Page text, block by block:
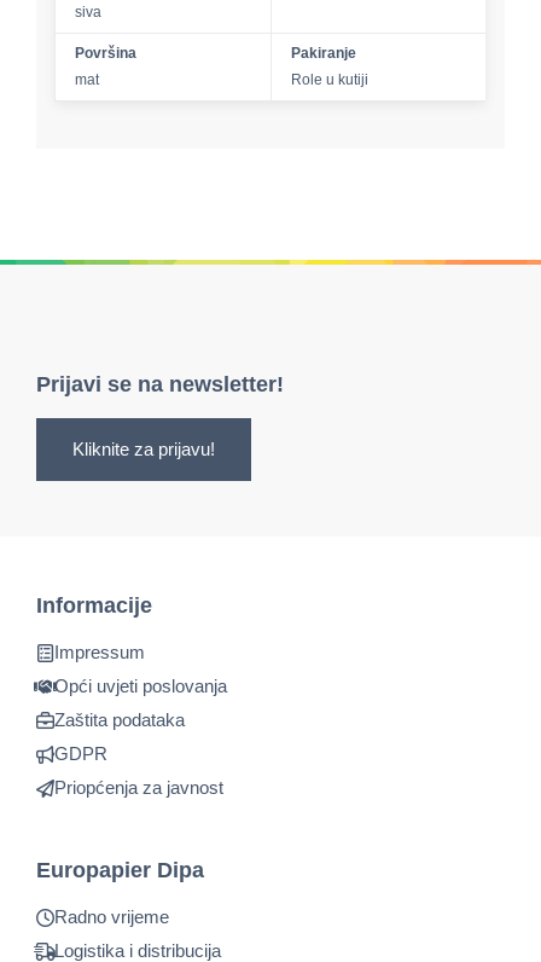
siva
Površina
mat
Pakiranje
Role u kutiji
Prijavi se na newsletter!
Kliknite za prijavu!
Informacije
Impressum
Opći uvjeti poslovanja
Zaštita podataka
GDPR
Priopćenja za javnost
Europapier Dipa
Radno vrijeme
Logistika i distribucija